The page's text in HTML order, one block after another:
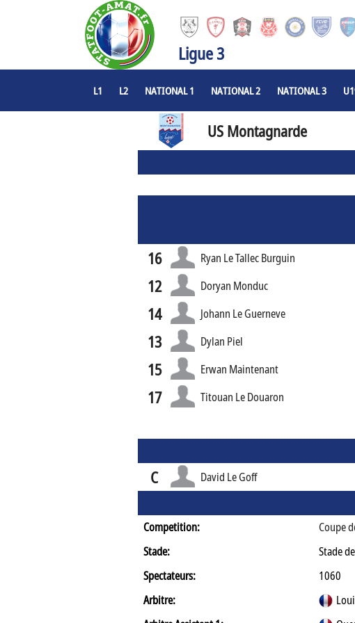
Ligue 3
L1 L2 NATIONAL 1 NATIONAL 2 NATIONAL 3
US Montagnarde
16 Ryan Le Tallec Burguin
12 Doryan Monduc
14 Johann Le Guerneve
13 Dylan Piel
15 Erwan Maintenant
17 Titouan Le Douaron
C David Le Goff
Competition:
Coupe
Stade:
Stade
Spectateurs:
1060
Arbitre: